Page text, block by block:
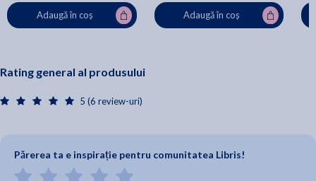
Adaugă în coș Adaugă în coș
Rating general al produsului
5 (6 review-uri)
Părerea ta e inspirație pentru comunitatea Libris!